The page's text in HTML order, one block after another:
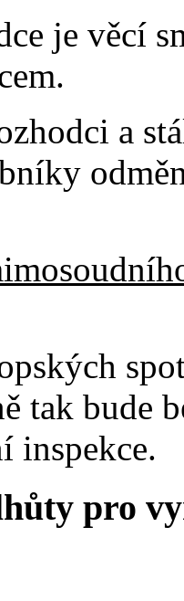
je věcí
a
tak bude
inspekce.
pro